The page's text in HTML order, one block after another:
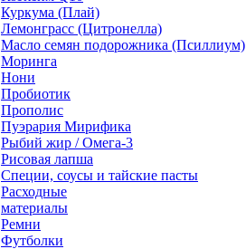
Куркума (Плай)
Лемонграсс (Цитронелла)
Масло семян подорожника (Псиллиум)
Моринга
Нони
Пробиотик
Прополис
Пуэрария Мирифика
Рыбий жир / Омега-3
Рисовая лапша
Специи, соусы и тайские пасты
Расходные
материалы
Ремни
Футболки